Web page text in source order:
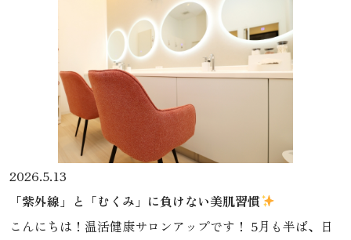
2026.5.13
「紫外線」と「むくみ」に負けない美肌習慣
こんにちは！温活健康サロンアップです！ 5月も半ば、日